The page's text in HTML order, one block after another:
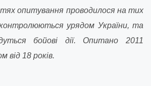
опитування проводилося на тих
урядом України, та
бойові дії. Опитано 2011
від 18 років.